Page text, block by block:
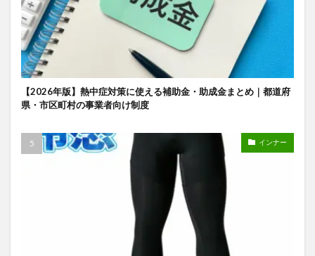
【2026年版】熱中症対策に使える補助金・助成金まとめ｜都道府
県・市区町村の事業者向け制度
インナー